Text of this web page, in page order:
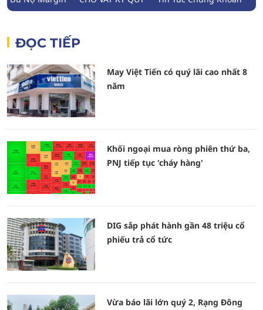
ĐỌC TIẾP
May Việt Tiến có quý lãi cao nhất 8
năm
Khối ngoại mua ròng phiên thứ ba,
PNJ tiếp tục 'cháy hàng'
DIG sắp phát hành gần 48 triệu cổ
phiếu trả cổ tức
Vừa báo lãi lớn quý 2, Rạng Đông